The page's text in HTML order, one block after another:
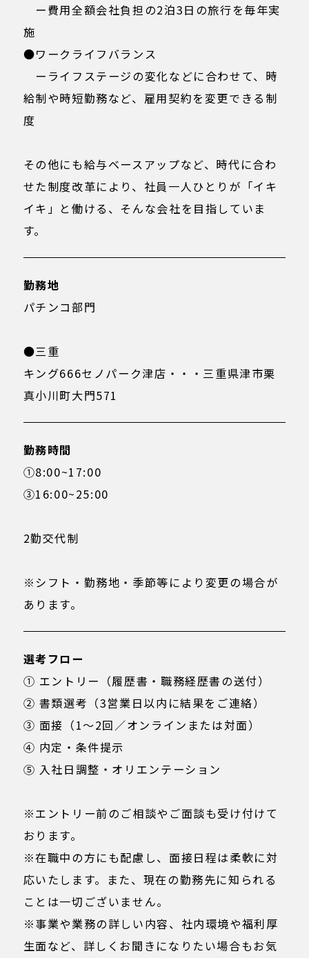
ー費用全額会社負担の2泊3日の旅行を毎年実
施
●ワークライフバランス
ーライフステージの変化などに合わせて、時
給制や時短勤務など、雇用契約を変更できる制
度
その他にも給与ベースアップなど、時代に合わ
せた制度改革により、社員一人ひとりが「イキ
イキ」と働ける、そんな会社を目指していま
す。
勤務地
パチンコ部門
●三重
キング666セノパーク津店・・・三重県津市栗
真小川町大門571
勤務時間
①8:00~17:00
③16:00~25:00
2勤交代制
※シフト・勤務地・季節等により変更の場合が
あります。
選考フロー
① エントリー（履歴書・職務経歴書の送付）
② 書類選考（3営業日以内に結果をご連絡）
③ 面接（1〜2回／オンラインまたは対面）
④ 内定・条件提示
⑤ 入社日調整・オリエンテーション
※エントリー前のご相談やご面談も受け付けて
おります。
※在職中の方にも配慮し、面接日程は柔軟に対
応いたします。また、現在の勤務先に知られる
ことは一切ございません。
※事業や業務の詳しい内容、社内環境や福利厚
生面など、詳しくお聞きになりたい場合もお気